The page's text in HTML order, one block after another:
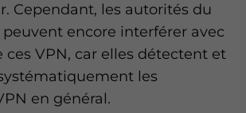
Cependant, les autorités du
peuvent encore interférer avec
ces VPN, car elles détectent et
les
en général.